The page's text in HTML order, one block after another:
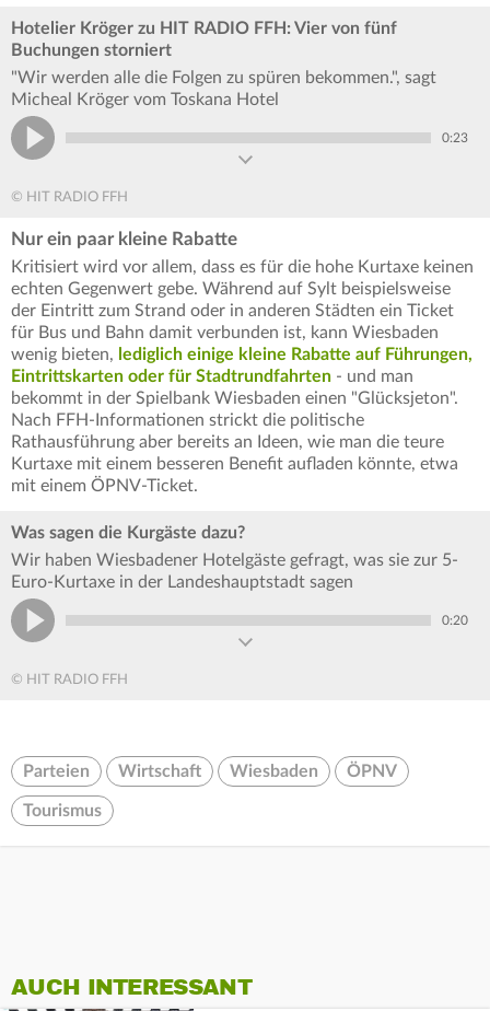
Hotelier Kröger zu HIT RADIO FFH: Vier von fünf
Buchungen storniert
"Wir werden alle die Folgen zu spüren bekommen.", sagt
Micheal Kröger vom Toskana Hotel
0:23
© HIT RADIO FFH
Nur ein paar kleine Rabatte
Kritisiert wird vor allem, dass es für die hohe Kurtaxe keinen
echten Gegenwert gebe. Während auf Sylt beispielsweise
der Eintritt zum Strand oder in anderen Städten ein Ticket
für Bus und Bahn damit verbunden ist, kann Wiesbaden
wenig bieten, lediglich einige kleine Rabatte auf Führungen,
Eintrittskarten oder für Stadtrundfahrten - und man
bekommt in der Spielbank Wiesbaden einen "Glücksjeton".
Nach FFH-Informationen strickt die politische
Rathausführung aber bereits an Ideen, wie man die teure
Kurtaxe mit einem besseren Benefit aufladen könnte, etwa
mit einem ÖPNV-Ticket.
Was sagen die Kurgäste dazu?
Wir haben Wiesbadener Hotelgäste gefragt, was sie zur 5-
Euro-Kurtaxe in der Landeshauptstadt sagen
0:20
© HIT RADIO FFH
Parteien Wirtschaft Wiesbaden ÖPNV
Tourismus
AUCH INTERESSANT